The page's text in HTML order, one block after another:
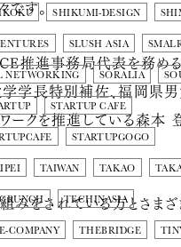
SHIKUMI-DESIGN
SLUSH ASIA
NETWORKING SORALIA
STARTUP CAFE
STARTUPGOGO
TAIWAN TAKAO
TECHINASIA
COMPANY THEBRIDGE
です。
推進事務局代表を務め
学長特別補佐、福岡県
ークを推進している森本
をされている方とさまざ